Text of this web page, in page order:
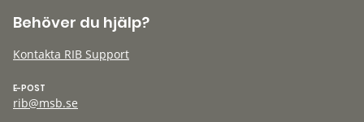
Behöver du hjälp?
Kontakta RIB Support
E-POST
rib@msb.se